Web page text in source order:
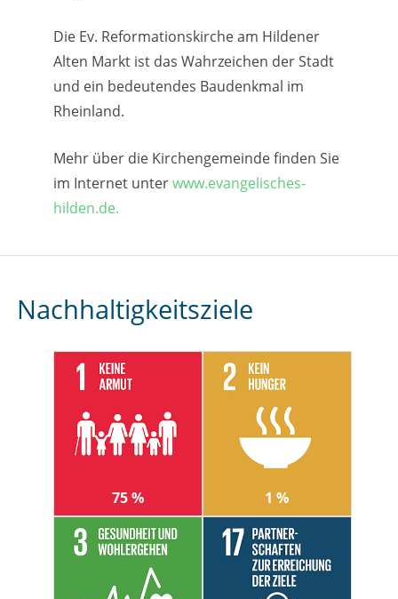
Die Ev. Reformationskirche am Hildener
Alten Markt ist das Wahrzeichen der Stadt
und ein bedeutendes Baudenkmal im
Rheinland.
Mehr über die Kirchengemeinde finden Sie
im Internet unterwww.evangelisches-
hilden.de.
Nachhaltigkeitsziele
75 % 1 %